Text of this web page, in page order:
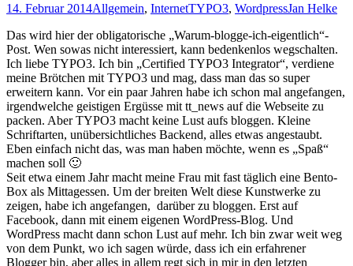
14. Februar 2014Allgemein, InternetTYPO3, WordpressJan Helke
Das wird hier der obligatorische „Warum-blogge-ich-eigentlich“-
Post. Wen sowas nicht interessiert, kann bedenkenlos wegschalten.
Ich liebe TYPO3. Ich bin „Certified TYPO3 Integrator“, verdiene
meine Brötchen mit TYPO3 und mag, dass man das so super
erweitern kann. Vor ein paar Jahren habe ich schon mal angefangen,
irgendwelche geistigen Ergüsse mit tt_news auf die Webseite zu
packen. Aber TYPO3 macht keine Lust aufs bloggen. Kleine
Schriftarten, unübersichtliches Backend, alles etwas angestaubt.
Eben einfach nicht das, was man haben möchte, wenn es „Spaß“
machen soll 🙂
Seit etwa einem Jahr macht meine Frau mit fast täglich eine Bento-
Box als Mittagessen. Um der breiten Welt diese Kunstwerke zu
zeigen, habe ich angefangen, darüber zu bloggen. Erst auf
Facebook, dann mit einem eigenen WordPress-Blog. Und
WordPress macht dann schon Lust auf mehr. Ich bin zwar weit weg
von dem Punkt, wo ich sagen würde, dass ich ein erfahrener
Blogger bin, aber alles in allem regt sich in mir in den letzten